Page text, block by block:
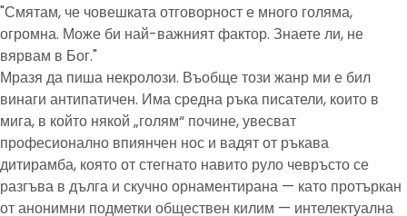
"Смятам, че човешката отговорност е много голяма,
огромна. Може би най-важният фактор. Знаете ли, не
вярвам в Бог."
Мразя да пиша некролози. Въобще този жанр ми е бил
винаги антипатичен. Има средна ръка писатели, които в
мига, в който някой „голям“ почине, увесват
професионално впиянчен нос и вадят от ръкава
дитирамба, която от стегнато навито руло чевръсто се
разгъва в дълга и скучно орнаментирана — като протъркан
от анонимни подметки обществен килим — интелектуална